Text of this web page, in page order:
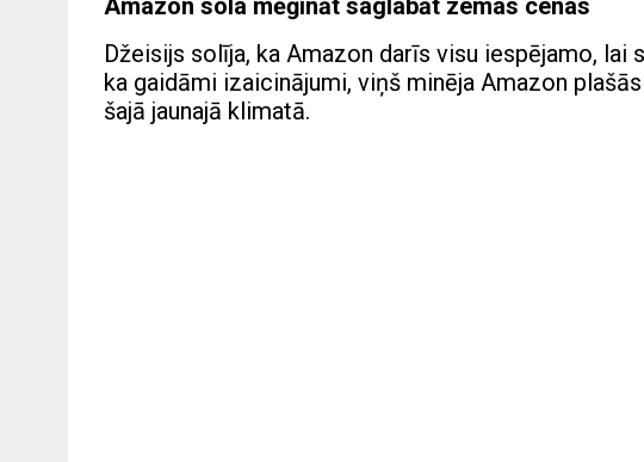
Amazon sola mēģināt saglabāt zemas cenas
Džeisijs solīja, ka Amazon darīs visu iespējamo, lai
ka gaidāmi izaicinājumi, viņš minēja Amazon
šajā jaunajā klimatā.